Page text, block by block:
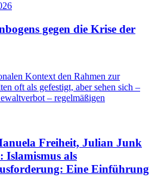
gegen die Krise der
Kontext den Rahmen zur
oft als gefestigt, aber sehen sich –
– regelmäßigen
Freiheit, Julian Junk
Islamismus als
Eine Einführung